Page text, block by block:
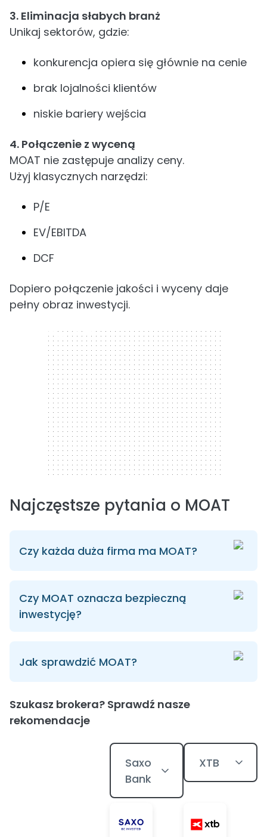
3. Eliminacja słabych branż
Unikaj sektorów, gdzie:
konkurencja opiera się głównie na cenie
brak lojalności klientów
niskie bariery wejścia
4. Połączenie z wyceną
MOAT nie zastępuje analizy ceny.
Użyj klasycznych narzędzi:
P/E
EV/EBITDA
DCF
Dopiero połączenie jakości i wyceny daje
pełny obraz inwestycji.
300 x 250
Najczęstsze pytania o MOAT
Czy każda duża firma ma MOAT?
Czy MOAT oznacza bezpieczną
inwestycję?
Jak sprawdzić MOAT?
Szukasz brokera? Sprawdź nasze
rekomendacje
Saxo
Bank
XTB